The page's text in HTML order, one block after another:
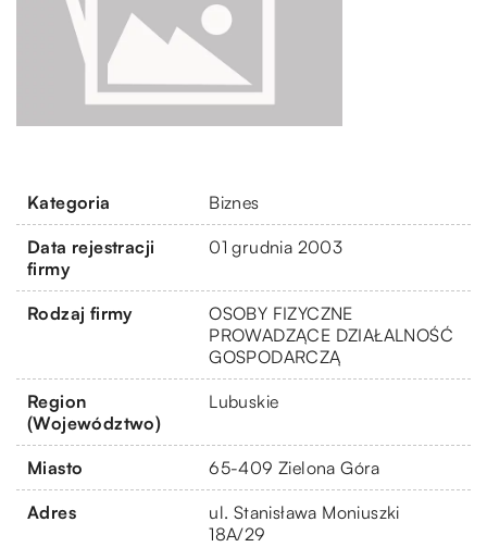
Kategoria Biznes
Data rejestracji
firmy
01 grudnia 2003
Rodzaj firmy
OSOBY FIZYCZNE
PROWADZĄCE DZIAŁALNOŚĆ
GOSPODARCZĄ
Region
(Województwo)
Lubuskie
Miasto 65-409 Zielona Góra
Adres
ul. Stanisława Moniuszki
18A/29